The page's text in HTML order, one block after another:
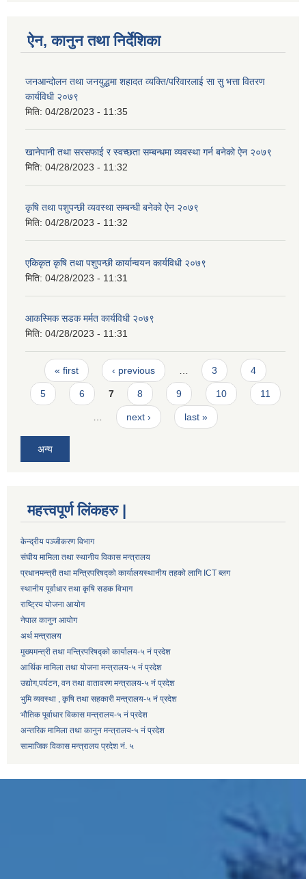
ऐन, कानुन तथा निर्देशिका
जनआन्दोलन तथा जनयुद्धमा शहादत व्यक्ति/परिवारलाई सा सु भत्ता वितरण
कार्यविधी २०७९
मिति: 04/28/2023 - 11:35
खानेपानी तथा सरसफाई र स्वच्छता सम्बन्धमा व्यवस्था गर्न बनेको ऐन २०७९
मिति: 04/28/2023 - 11:32
कृषि तथा पशुपन्छी व्यवस्था सम्बन्धी बनेको ऐन २०७९
मिति: 04/28/2023 - 11:32
एकिकृत कृषि तथा पशुपन्छी कार्यान्वयन कार्यविधी २०७९
मिति: 04/28/2023 - 11:31
आकस्मिक सडक मर्मत कार्यविधी २०७९
मिति: 04/28/2023 - 11:31
Pages
« first ‹ previous … 3 4
5 6 7 8 9 10 11
… next › last »
अन्य
महत्त्वपूर्ण लिंकहरु |
केन्द्रीय पञ्जीकरण विभाग
संघीय मामिला तथा स्थानीय विकास मन्त्रालय
प्रधानमन्त्री तथा मन्त्रिपरिषद्को कार्यालयस्थानीय तहको लागि ICT ब्लग
स्थानीय पूर्वाधार तथा कृषि सडक विभाग
राष्ट्रिय योजना आयोग
नेपाल कानुन आयोग
अर्थ मन्त्रालय
मुख्यमन्त्री तथा मन्त्रिपरिषद्को कार्यालय-५ नं प्रदेश
आर्थिक मामिला तथा योजना मन्त्रालय-५ नं प्रदेश
उद्याेग,पर्यटन, वन तथा वातावरण मन्त्रालय-५ नं प्रदेश
भुमि व्यवस्था , कृषि तथा सहकारी मन्त्रालय-५ नं प्रदेश
भौतिक पूर्वाधार विकास मन्त्रालय-५ नं प्रदेश
अन्तरिक मामिला तथा कानुन मन्त्रालय-५ नं प्रदेश
सामाजिक विकास मन्त्रालय प्रदेश नं. ५